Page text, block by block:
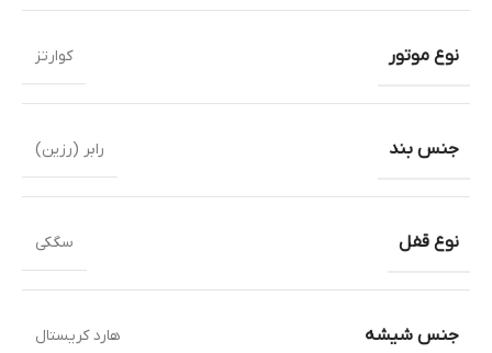
نوع موتور کوارتز
جنس بند رابر (رزین)
نوع قفل سگکی
جنس شیشه هارد کریستال